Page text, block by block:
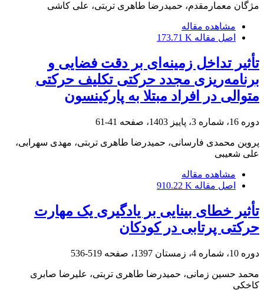
مژگان معمارمقدم، حمیدرضا طاهری تربتی، علی کاشی
مشاهده مقاله
اصل مقاله 173.71 K
تأثیر تداخل زمینه‌ای بر دقت فضایی و
برنامه‌ریزی مجدد حرکتی تکلیف حرکتی
متوالی در افراد مبتلا به پارکینسون
دوره 16، شماره 3، پاییز 1403، صفحه 41-61
پروین محمدی فارسانی، حمیدرضا طاهری تربتی، مهدی سهرابی،
علی شعیبی
مشاهده مقاله
اصل مقاله 910.22 K
تأثیر خطای بینایی بر یادگیری یک مهارت
حرکتی پرتابی در کودکان
دوره 10، شماره 4، زمستان 1397، صفحه 519-536
محمد حسین زمانی، حمیدرضا طاهری تربتی، علیرضا صابری
کاخکی